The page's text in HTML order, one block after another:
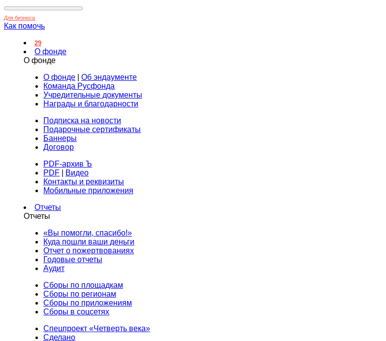
Для бизнеса
Как помочь
29
О фонде
О фонде
О фонде
Об эндаументе
Команда Русфонда
Учредительные документы
Награды и благодарности
Подписка на новости
Подарочные сертификаты
Баннеры
Договор
PDF-архив Ъ
PDF
Видео
Контакты и реквизиты
Мобильные приложения
Отчеты
Отчеты
«Вы помогли, спасибо!»
Куда пошли ваши деньги
Отчет о пожертвованиях
Годовые отчеты
Аудит
Сборы по площадкам
Сборы по регионам
Сборы по приложениям
Сборы в соцсетях
Спецпроект «Четверть века»
Сделано